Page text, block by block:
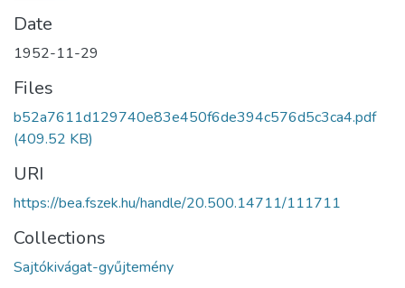
Date
1952-11-29
Files
b52a7611d129740e83e450f6de394c576d5c3ca4.pdf
(409.52 KB)
URI
https://bea.fszek.hu/handle/20.500.14711/111711
Collections
Sajtókivágat-gyűjtemény